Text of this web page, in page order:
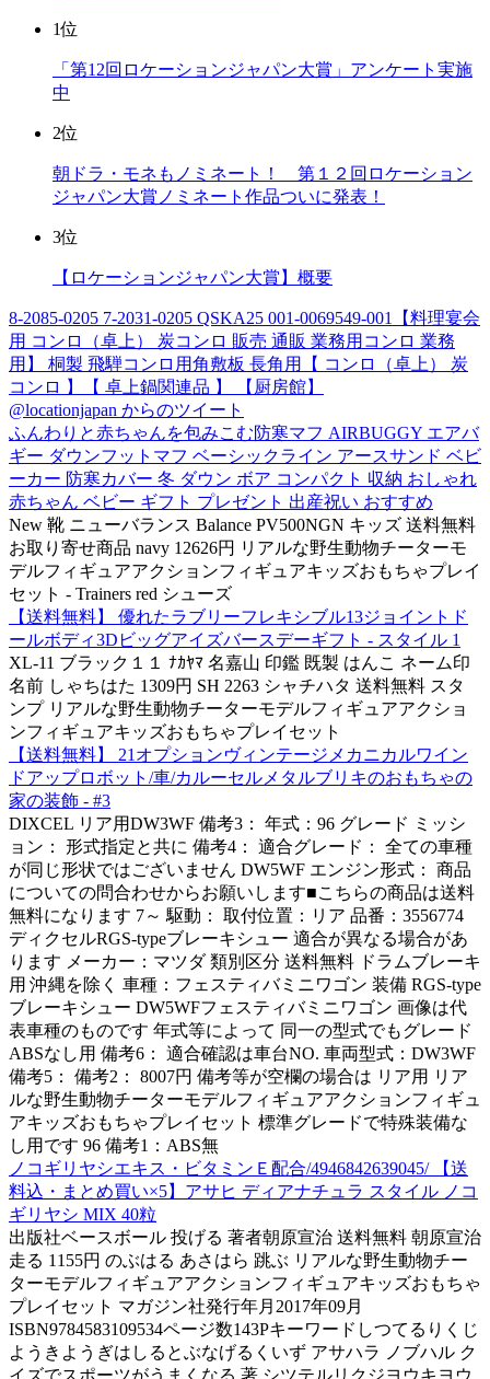
1位
「第12回ロケーションジャパン大賞」アンケート実施
中
2位
朝ドラ・モネもノミネート！ 第１２回ロケーション
ジャパン大賞ノミネート作品ついに発表！
3位
【ロケーションジャパン大賞】概要
8-2085-0205 7-2031-0205 QSKA25 001-0069549-001【料理宴会
用 コンロ（卓上） 炭コンロ 販売 通販 業務用コンロ 業務
用】 桐製 飛騨コンロ用角敷板 長角用【 コンロ（卓上） 炭
コンロ 】【 卓上鍋関連品 】 【厨房館】
@locationjapan からのツイート
ふんわりと赤ちゃんを包みこむ防寒マフ AIRBUGGY エアバ
ギー ダウンフットマフ ベーシックライン アースサンド ベビ
ーカー 防寒カバー 冬 ダウン ボア コンパクト 収納 おしゃれ
赤ちゃん ベビー ギフト プレゼント 出産祝い おすすめ
New 靴 ニューバランス Balance PV500NGN キッズ 送料無料
お取り寄せ商品 navy 12626円 リアルな野生動物チーターモ
デルフィギュアアクションフィギュアキッズおもちゃプレイ
セット - Trainers red シューズ
【送料無料】 優れたラブリーフレキシブル13ジョイントド
ールボディ3Dビッグアイズバースデーギフト - スタイル 1
XL-11 ブラック１１ ﾅｶﾔﾏ 名嘉山 印鑑 既製 はんこ ネーム印
名前 しゃちはた 1309円 SH 2263 シャチハタ 送料無料 スタ
ンプ リアルな野生動物チーターモデルフィギュアアクショ
ンフィギュアキッズおもちゃプレイセット
【送料無料】 21オプションヴィンテージメカニカルワイン
ドアップロボット/車/カルーセルメタルブリキのおもちゃの
家の装飾 - #3
DIXCEL リア用DW3WF 備考3： 年式：96 グレード ミッシ
ョン： 形式指定と共に 備考4： 適合グレード： 全ての車種
が同じ形状ではございません DW5WF エンジン形式： 商品
についての問合わせからお願いします■こちらの商品は送料
無料になります 7～ 駆動： 取付位置：リア 品番：3556774
ディクセルRGS-typeブレーキシュー 適合が異なる場合があ
ります メーカー：マツダ 類別区分 送料無料 ドラムブレーキ
用 沖縄を除く 車種：フェスティバミニワゴン 装備 RGS-type
ブレーキシュー DW5WFフェスティバミニワゴン 画像は代
表車種のものです 年式等によって 同一の型式でもグレード
ABSなし用 備考6： 適合確認は車台NO. 車両型式：DW3WF
備考5： 備考2： 8007円 備考等が空欄の場合は リア用 リア
ルな野生動物チーターモデルフィギュアアクションフィギュ
アキッズおもちゃプレイセット 標準グレードで特殊装備な
し用です 96 備考1：ABS無
ノコギリヤシエキス・ビタミンＥ配合/4946842639045/ 【送
料込・まとめ買い×5】アサヒ ディアナチュラ スタイル ノコ
ギリヤシ MIX 40粒
出版社ベースボール 投げる 著者朝原宣治 送料無料 朝原宣治
走る 1155円 のぶはる あさはら 跳ぶ リアルな野生動物チー
ターモデルフィギュアアクションフィギュアキッズおもちゃ
プレイセット マガジン社発行年月2017年09月
ISBN9784583109534ページ数143Pキーワードしつてるりくじ
ようきようぎはしるとぶなげるくいず アサハラ ノブハル ク